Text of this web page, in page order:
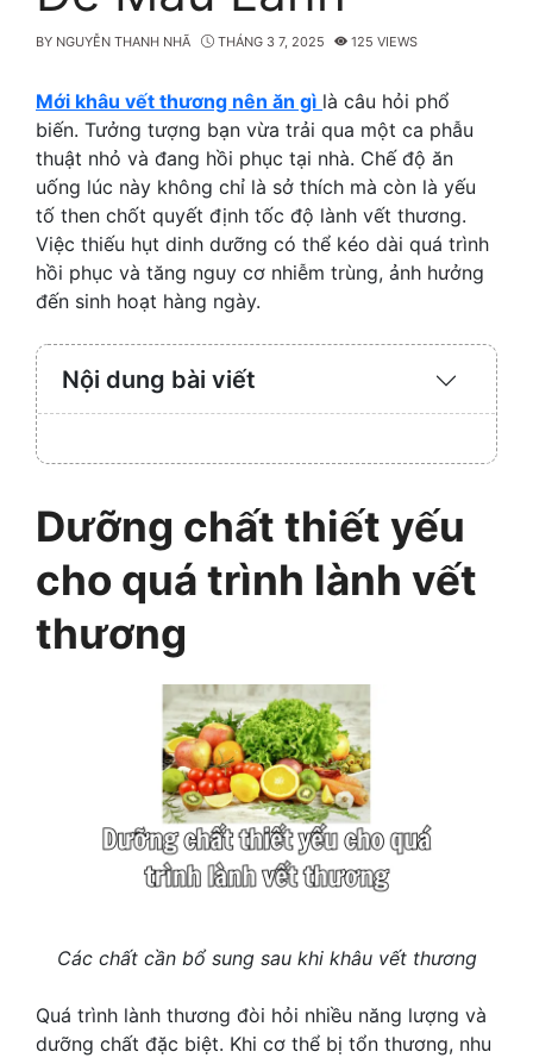
BY NGUYỄN THANH NHÃ THÁNG 3 7, 2025 125 VIEWS
Mới khâu vết thương nên ăn gì là câu hỏi phổ
biến. Tưởng tượng bạn vừa trải qua một ca phẫu
thuật nhỏ và đang hồi phục tại nhà. Chế độ ăn
uống lúc này không chỉ là sở thích mà còn là yếu
tố then chốt quyết định tốc độ lành vết thương.
Việc thiếu hụt dinh dưỡng có thể kéo dài quá trình
hồi phục và tăng nguy cơ nhiễm trùng, ảnh hưởng
đến sinh hoạt hàng ngày.
Nội dung bài viết
Expand
Dưỡng chất thiết yếu
cho quá trình lành vết
thương
Các chất cần bổ sung sau khi khâu vết thương
Quá trình lành thương đòi hỏi nhiều năng lượng và
dưỡng chất đặc biệt. Khi cơ thể bị tổn thương, nhu